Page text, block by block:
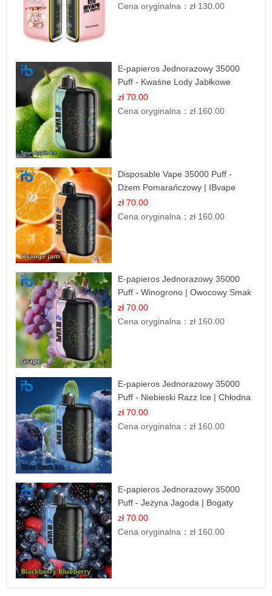
Cena oryginalna：zł 130.00
E-papieros Jednorazowy 35000
Puff - Kwaśne Lody Jabłkowe
zł 70.00
Cena oryginalna：zł 160.00
Disposable Vape 35000 Puff -
Dżem Pomarańczowy | IBvape
zł 70.00
Cena oryginalna：zł 160.00
E-papieros Jednorazowy 35000
Puff - Winogrono | Owocowy Smak
zł 70.00
Cena oryginalna：zł 160.00
E-papieros Jednorazowy 35000
Puff - Niebieski Razz Ice | Chłodna
Malina
zł 70.00
Cena oryginalna：zł 160.00
E-papieros Jednorazowy 35000
Puff - Jeżyna Jagoda | Bogaty
Smak Leśnych Owoców
zł 70.00
Cena oryginalna：zł 160.00